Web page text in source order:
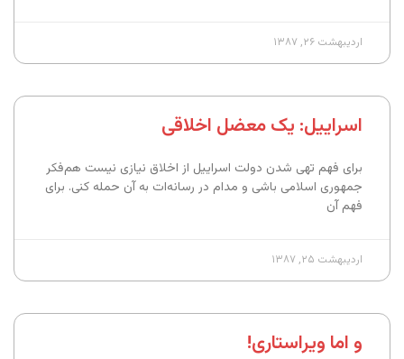
اردیبهشت ۲۶, ۱۳۸۷
اسراییل: یک معضل اخلاقی
برای فهم تهی شدن دولت اسراییل از اخلاق نیازی نیست هم‌فکر
جمهوری اسلامی باشی و مدام در رسانه‌ات به آن حمله کنی. برای
فهم آن
اردیبهشت ۲۵, ۱۳۸۷
و اما ویراستاری!